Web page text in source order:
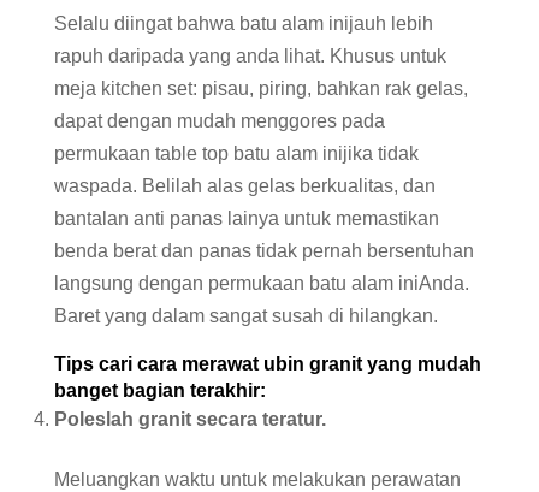
Selalu diingat bahwa batu alam inijauh lebih
rapuh daripada yang anda lihat. Khusus untuk
meja kitchen set: pisau, piring, bahkan rak gelas,
dapat dengan mudah menggores pada
permukaan table top batu alam inijika tidak
waspada. Belilah alas gelas berkualitas, dan
bantalan anti panas lainya untuk memastikan
benda berat dan panas tidak pernah bersentuhan
langsung dengan permukaan batu alam iniAnda.
Baret yang dalam sangat susah di hilangkan.
Tips cari cara merawat ubin granit yang mudah
banget bagian terakhir:
Poleslah granit secara teratur.
Meluangkan waktu untuk melakukan perawatan